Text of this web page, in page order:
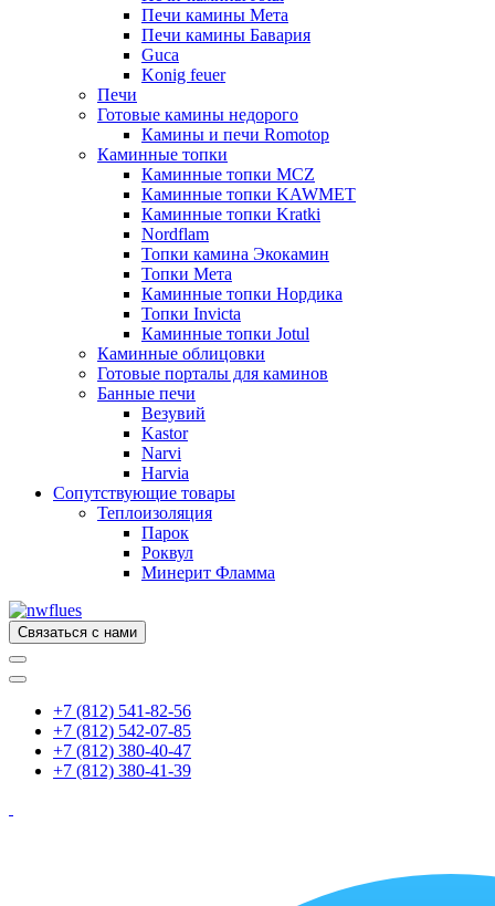
Печи камины Мета
Печи камины Бавария
Guca
Konig feuer
Печи
Готовые камины недорого
Камины и печи Romotop
Каминные топки
Каминные топки MCZ
Каминные топки KAWMET
Каминные топки Kratki
Nordflam
Топки камина Экокамин
Топки Мета
Каминные топки Нордика
Топки Invicta
Каминные топки Jotul
Каминные облицовки
Готовые порталы для каминов
Банные печи
Везувий
Kastor
Narvi
Harvia
Сопутствующие товары
Теплоизоляция
Парок
Роквул
Минерит Фламма
Связаться с нами
+7 (812) 541-82-56
+7 (812) 542-07-85
+7 (812) 380-40-47
+7 (812) 380-41-39